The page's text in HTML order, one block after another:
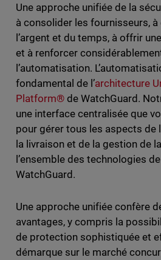
Une approche unifiée de la
à consolider les fournisseurs,
l’argent et du temps, à offrir
et à renforcer
l’automatisation.
fondamental de l’architecture
Platform®de WatchGuard.
une interface centralisée que
pour gérer tous les aspects de
la livraison et de la gestion de
l’ensemble des technologies
WatchGuard.
Une approche unifiée confère
avantages, y compris la
de protection sophistiquée et
démarque sur le marché